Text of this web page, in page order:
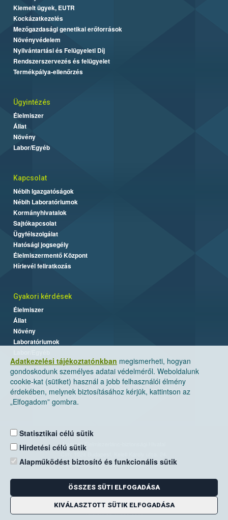
Adatkezelési tájékoztatónkban megismerheti, hogyan
gondoskodunk személyes adatai védelméről. Weboldalunk
cookie-kat (sütiket) használ a jobb felhasználói élmény
érdekében, melynek biztosításához kérjük, kattintson az
„Elfogadom” gombra.
Statisztikai célú sütik
Hirdetési célú sütik
Alapműködést biztosító és funkcionális sütik
ÖSSZES SÜTI ELFOGADÁSA
KIVÁLASZTOTT SÜTIK ELFOGADÁSA
Kiemelt ügyek, EUTR
Kockázatkezelés
Mezőgazdasági genetikai erőforrások
Növényvédelem
Nyilvántartási és Felügyeleti Díj
Rendszerszervezés és felügyelet
Termékpálya-ellenőrzés
Ügyintézés
Élelmiszer
Állat
Növény
Labor/Egyéb
Kapcsolat
Nébih Igazgatóságok
Nébih Laboratóriumok
Kormányhivatalok
Sajtókapcsolat
Ügyfélszolgálat
Hatósági jogsegély
Élelmiszermentő Központ
Hírlevél feliratkozás
Gyakori kérdések
Élelmiszer
Állat
Növény
Laboratóriumok
Nemzeti Élelmiszerlánc-biztonsági Hivatal
Levelezési cím: 1525 Budapest. Pf. 30.
E-mail:ugyfelszolgalat@nebih.gov.hu
Zöld szám: 06-80/263-244
Telefon: 06-1/ 336-9000